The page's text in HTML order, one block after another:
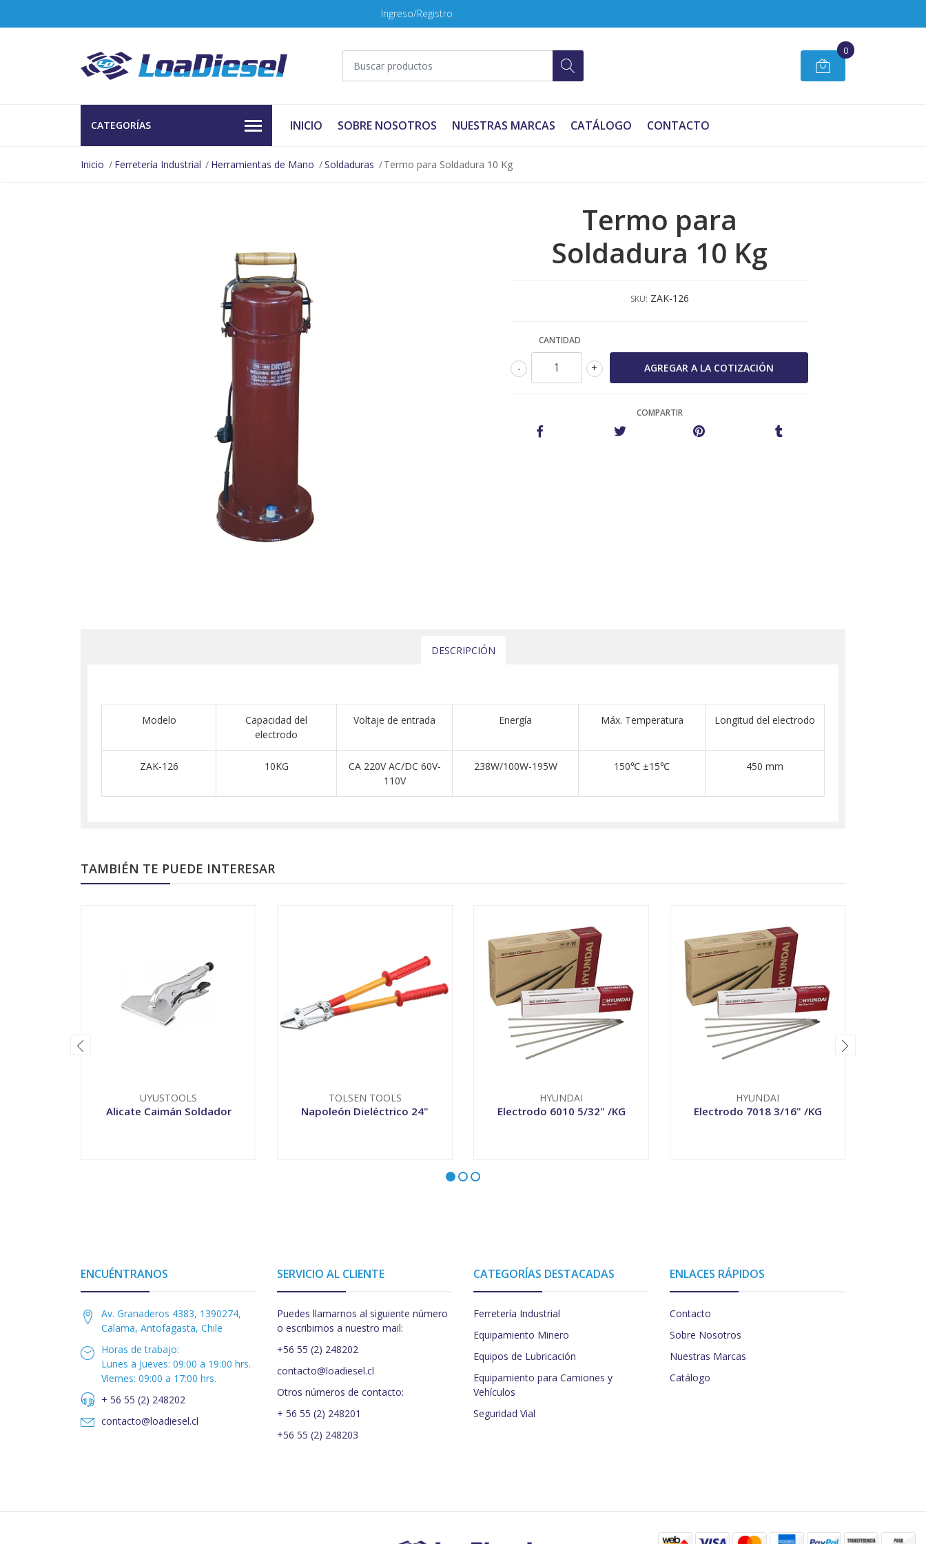
Ingreso/Registro
0
CATEGORÍAS INICIO SOBRE NOSOTROS NUESTRAS MARCAS CATÁLOGO CONTACTO
Inicio Ferretería Industrial Herramientas de Mano Soldaduras Termo para Soldadura 10 Kg
Termo para
Soldadura 10 Kg
SKU: ZAK-126
CANTIDAD
+
-
COMPARTIR
DESCRIPCIÓN
Modelo
Capacidad del
electrodo
Voltaje de entrada Energía Máx. Temperatura Longitud del electrodo
ZAK-126 10KG
CA 220V AC/DC 60V-
110V
238W/100W-195W 150℃ ±15℃ 450 mm
TAMBIÉN TE PUEDE INTERESAR
UYUSTOOLS
Alicate Caimán Soldador
TOLSEN TOOLS
Napoleón Dieléctrico 24"
HYUNDAI
Electrodo 6010 5/32" /KG
HYUNDAI
Electrodo 7018 3/16" /KG
ENCUÉNTRANOS
Av. Granaderos 4383, 1390274,
Calama, Antofagasta, Chile
Horas de trabajo:
Lunes a Jueves: 09:00 a 19:00 hrs.
Viernes: 09:00 a 17:00 hrs.
+ 56 55 (2) 248202
contacto@loadiesel.cl
SERVICIO AL CLIENTE
Puedes llamarnos al siguiente número
o escribirnos a nuestro mail:
+56 55 (2) 248202
contacto@loadiesel.cl
Otros números de contacto:
+ 56 55 (2) 248201
+56 55 (2) 248203
CATEGORÍAS DESTACADAS
Ferretería Industrial
Equipamiento Minero
Equipos de Lubricación
Equipamiento para Camiones y
Vehículos
Seguridad Vial
ENLACES RÁPIDOS
Contacto
Sobre Nosotros
Nuestras Marcas
Catálogo